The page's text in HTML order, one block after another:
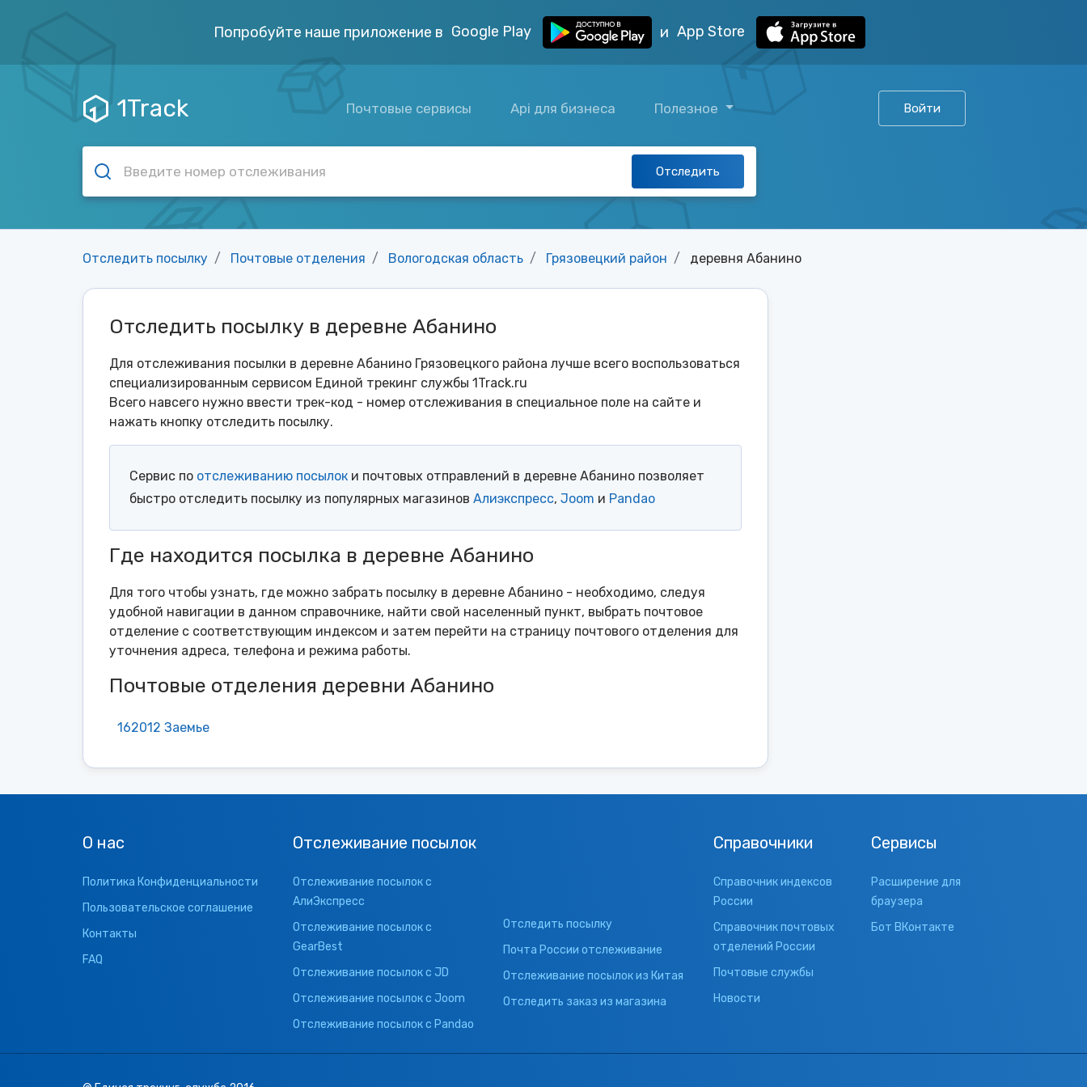
Попробуйте наше приложение в Google Play и App Store
1Track Почтовые сервисы Api для бизнеса Полезное Войти
Отследить
Отследить посылку Почтовые отделения Вологодская область Грязовецкий район деревня Абанино
Отследить посылку в деревне Абанино
Для отслеживания посылки в деревне Абанино Грязовецкого района лучше всего воспользоваться
специализированным сервисом Единой трекинг службы 1Track.ru
Всего навсего нужно ввести трек-код - номер отслеживания в специальное поле на сайте и
нажать кнопку отследить посылку.
Сервис по отслеживанию посылок и почтовых отправлений в деревне Абанино позволяет
быстро отследить посылку из популярных магазинов Алиэкспресс, Joom и Pandao
Где находится посылка в деревне Абанино
Для того чтобы узнать, где можно забрать посылку в деревне Абанино - необходимо, следуя
удобной навигации в данном справочнике, найти свой населенный пункт, выбрать почтовое
отделение с соответствующим индексом и затем перейти на страницу почтового отделения для
уточнения адреса, телефона и режима работы.
Почтовые отделения деревни Абанино
162012 Заемье
О нас
Политика Конфиденциальности
Пользовательское соглашение
Контакты
FAQ
Отслеживание посылок
Отслеживание посылок с
АлиЭкспресс
Отслеживание посылок с
GearBest
Отслеживание посылок с JD
Отслеживание посылок с Joom
Отслеживание посылок с Pandao
Отследить посылку
Почта России отслеживание
Отслеживание посылок из Китая
Отследить заказ из магазина
Справочники
Справочник индексов
России
Справочник почтовых
отделений России
Почтовые службы
Новости
Сервисы
Расширение для
браузера
Бот ВКонтакте